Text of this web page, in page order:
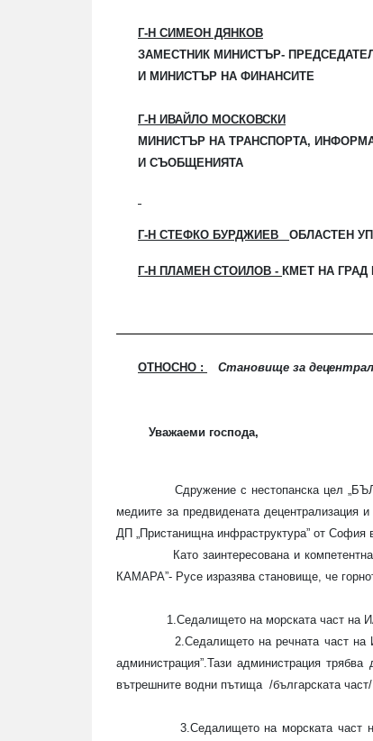
Г-Н СИМЕОН ДЯНКОВ
ЗАМЕСТНИК МИНИСТЪР-
И МИНИСТЪР НА ФИНАНСИТЕ
Г-Н ИВАЙЛО МОСКОВСКИ
МИНИСТЪР НА ТРАНСПОРТА,
И СЪОБЩЕНИЯТА
Г-Н СТЕФКО БУРДЖИЕВ ОБЛАСТЕН
Г-Н ПЛАМЕН СТОИЛОВ - КМЕТ НА ГРАД
ОТНОСНО : Становище за
Уважаеми господа,
Сдружение с нестопанска цел
медиите за предвидената децентрализация
ДП „Пристанищна инфраструктура” от София
Като заинтересована и
КАМАРА”- Русе изразява становище, че
1.Седалището на морската част на
2.Седалището на речната част на
администрация”.Тази администрация
вътрешните водни пътища /българската
3.Седалището на морската част